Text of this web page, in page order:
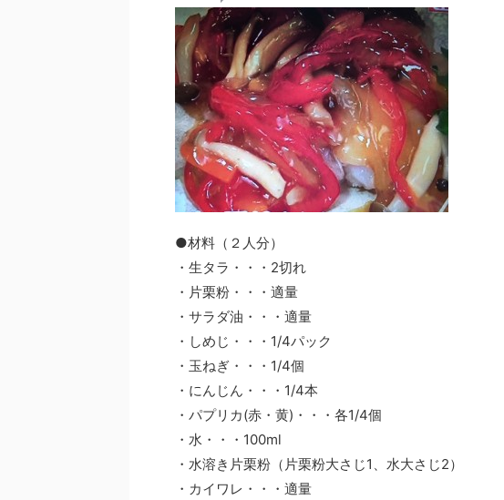
●材料（２人分）
・生タラ・・・2切れ
・片栗粉・・・適量
・サラダ油・・・適量
・しめじ・・・1/4パック
・玉ねぎ・・・1/4個
・にんじん・・・1/4本
・パプリカ(赤・黄)・・・各1/4個
・水・・・100ml
・水溶き片栗粉（片栗粉大さじ1、水大さじ2）
・カイワレ・・・適量